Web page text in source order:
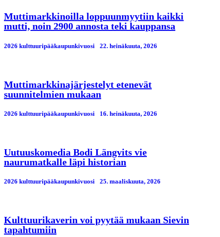
Muttimarkkinoilla loppuunmyytiin kaikki
mutti, noin 2900 annosta teki kauppansa
2026 kulttuuripääkaupunkivuosi 22. heinäkuuta, 2026
Muttimarkkinajärjestelyt etenevät
suunnitelmien mukaan
2026 kulttuuripääkaupunkivuosi 16. heinäkuuta, 2026
Uutuuskomedia Bodi Längvits vie
naurumatkalle läpi historian
2026 kulttuuripääkaupunkivuosi 25. maaliskuuta, 2026
Kulttuurikaverin voi pyytää mukaan Sievin
tapahtumiin